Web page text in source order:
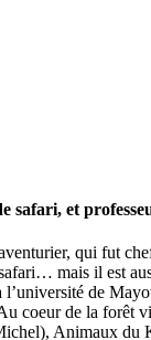
safari, et
qui fut
mais il est
l’université de
coeur de la forêt
Animaux du